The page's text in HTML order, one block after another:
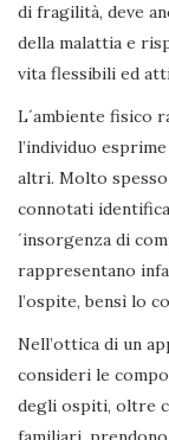
di fragilità, deve
della malattia e
vita flessibili ed
L´ambiente fisico
l’individuo
altri. Molto
connotati
´insorgenza di
rappresentano
l’ospite, bensì lo
Nell’ottica di un
consideri le
degli ospiti, oltre